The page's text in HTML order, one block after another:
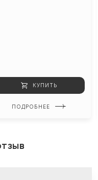
КУПИТЬ
ПОДРОБНЕЕ